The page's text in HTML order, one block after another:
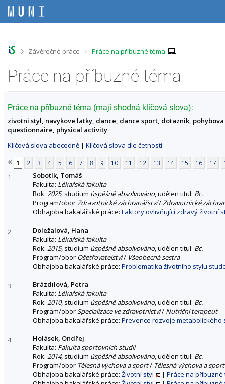
e
e
e
e
>Závěrečné práce >
Práce na příbuzné téma
Práce na příbuzné téma
Práce na příbuzné téma (mají shodná klíčová slova):
zivotni styl, navykove latky, dance, dance sport, dotaznik,
questionnaire, physical activity
Klíčová slova abecedně | Klíčová slova dle četnosti
« 1 2 3 4 5 6 7 8 9 10 11 12 13 14 15 16 17
1.
Sobotík, Tomáš
Fakulta: Lékařská fakulta
Rok: 2025, studium úspěšně absolvováno, udělen titul: Bc.
Program/oborZdravotnické záchranářství/Zdravotnické
Obhajoba bakalářské práce: Faktory ovlivňující zdravý životní
2.
Doležalová, Hana
Fakulta: Lékařská fakulta
Rok: 2015, studium úspěšně absolvováno, udělen titul: Bc.
Program/obor Ošetřovatelství/ Všeobecná sestra
Obhajoba bakalářské práce: Problematika životního stylu
3.
Brázdilová, Petra
Fakulta: Lékařská fakulta
Rok: 2010, studium úspěšně absolvováno, udělen titul: Bc.
Program/oborSpecializace ve zdravotnictví/ Nutriční terapeut
Obhajoba bakalářské práce: Prevence rozvoje
4.
Holásek, Ondřej
Fakulta: Fakulta sportovních studií
Rok: 2014, studium úspěšně absolvováno, udělen titul: Bc.
Program/obor Tělesná výchova a sport/ Tělesná výchova a sport
Obhajoba bakalářské práce: Životní styl | Práce na příbuzné